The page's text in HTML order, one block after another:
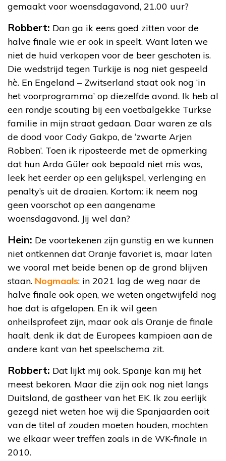
gemaakt voor woensdagavond, 21.00 uur?
Robbert: Dan ga ik eens goed zitten voor de
halve finale wie er ook in speelt. Want laten we
niet de huid verkopen voor de beer geschoten is.
Die wedstrijd tegen Turkije is nog niet gespeeld
hè. En Engeland – Zwitserland staat ook nog ‘in
het voorprogramma’ op diezelfde avond. Ik heb al
een rondje scouting bij een voetbalgekke Turkse
familie in mijn straat gedaan. Daar waren ze als
de dood voor Cody Gakpo, de ‘zwarte Arjen
Robben’. Toen ik riposteerde met de opmerking
dat hun Arda Güler ook bepaald niet mis was,
leek het eerder op een gelijkspel, verlenging en
penalty’s uit de draaien. Kortom: ik neem nog
geen voorschot op een aangename
woensdagavond. Jij wel dan?
Hein: De voortekenen zijn gunstig en we kunnen
niet ontkennen dat Oranje favoriet is, maar laten
we vooral met beide benen op de grond blijven
staan. Nogmaals: in 2021 lag de weg naar de
halve finale ook open, we weten ongetwijfeld nog
hoe dat is afgelopen. En ik wil geen
onheilsprofeet zijn, maar ook als Oranje de finale
haalt, denk ik dat de Europees kampioen aan de
andere kant van het speelschema zit.
Robbert: Dat lijkt mij ook. Spanje kan mij het
meest bekoren. Maar die zijn ook nog niet langs
Duitsland, de gastheer van het EK. Ik zou eerlijk
gezegd niet weten hoe wij die Spanjaarden ooit
van de titel af zouden moeten houden, mochten
we elkaar weer treffen zoals in de WK-finale in
2010.